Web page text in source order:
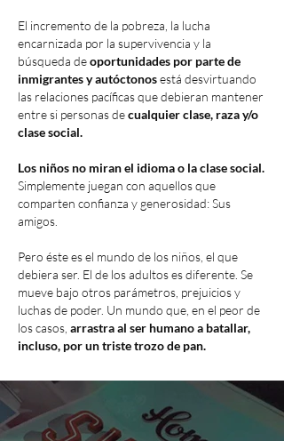
El incremento de la pobreza, la lucha
encarnizada por la supervivencia y la
búsqueda deoportunidades por parte de
inmigrantes y autóctonosestá desvirtuando
las relaciones pacíficas que debieran mantener
entre si personas decualquier clase, raza y/o
clase social.
Los niños no miran el idioma o la clase social.
Simplemente juegan con aquellos que
comparten confianza y generosidad: Sus
amigos.
Pero éste es el mundo de los niños, el que
debiera ser. El de los adultos es diferente. Se
mueve bajo otros parámetros, prejuicios y
luchas de poder. Un mundo que, en el peor de
los casos, arrastra al ser humano a batallar,
incluso, por un triste trozo de pan.